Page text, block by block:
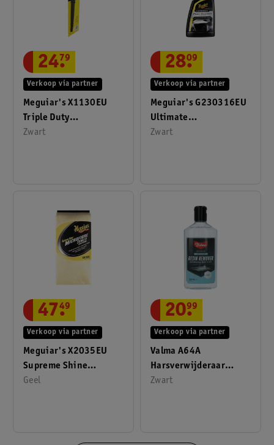
Meguiar's X1130EU
Triple Duty
Detailingborstel
Zwart
Verkoop via partner
24.
79
Meguiar's G230316EU
Ultimate
Lakglansversterker
Zwart
Verkoop via partner
28.
09
Meguiar's X2035EU
Supreme Shine
Microvezeldoek (6-
Geel
Verkoop via partner
47.
49
Valma A64A
Harsverwijderaar
250ml
Zwart
Verkoop via partner
20.
99